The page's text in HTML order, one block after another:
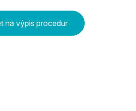
na výpis procedur